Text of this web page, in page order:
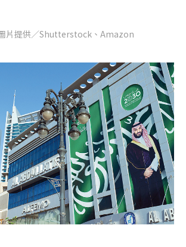
提供／Shutterstock、Amazon